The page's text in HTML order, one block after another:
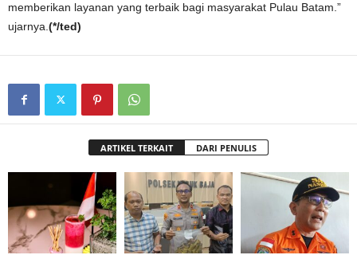
memberikan layanan yang terbaik bagi masyarakat Pulau Batam.”
ujarnya. (*/ted)
ARTIKEL TERKAIT DARI PENULIS